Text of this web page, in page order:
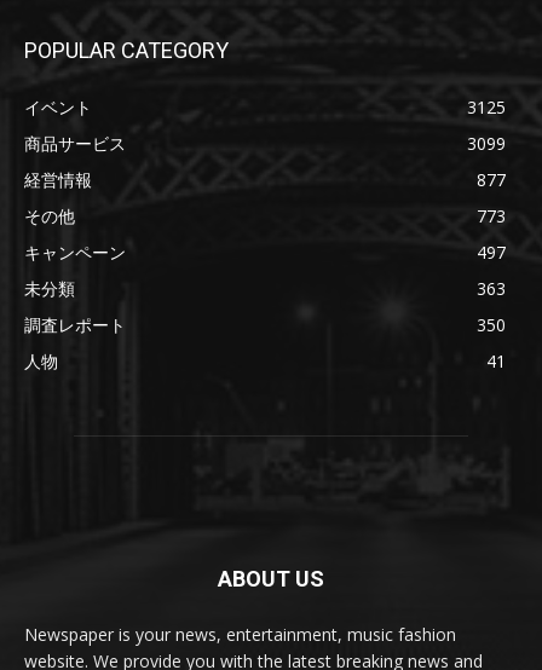
POPULAR CATEGORY
イベント
3125
商品サービス
3099
経営情報
877
その他
773
キャンペーン
497
未分類
363
調査レポート
350
人物
41
ABOUT US
Newspaper is your news, entertainment, music fashion
website. We provide you with the latest breaking news and